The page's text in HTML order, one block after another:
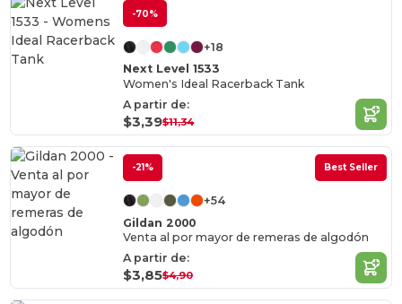
-70%
+18
Next Level 1533
Women's Ideal Racerback Tank
A partir de:
$3,39$11,34
-21% Best Seller
+54
Gildan 2000
Venta al por mayor de remeras de algodón
A partir de:
$3,85$4,90